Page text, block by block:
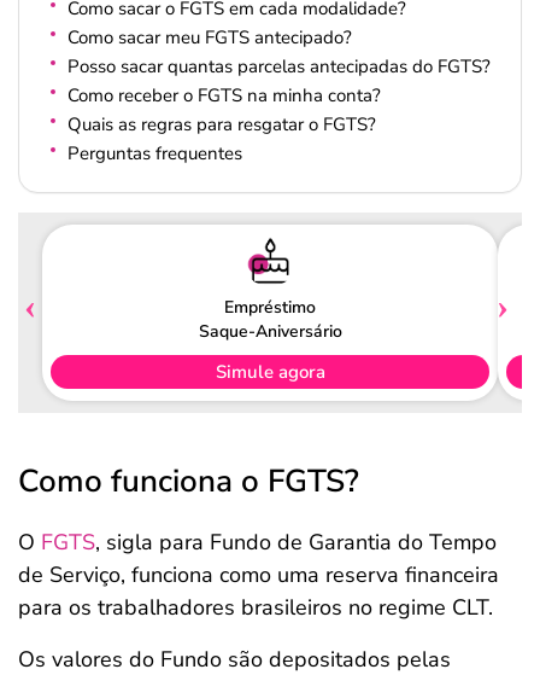
Como sacar o FGTS em cada modalidade?
Como sacar meu FGTS antecipado?
Posso sacar quantas parcelas antecipadas do FGTS?
Como receber o FGTS na minha conta?
Quais as regras para resgatar o FGTS?
Perguntas frequentes
Empréstimo
Saque-Aniversário
Simule agora
Como funciona o FGTS?
O FGTS, sigla para Fundo de Garantia do Tempo
de Serviço, funciona como uma reserva financeira
para os trabalhadores brasileiros no regime CLT.
Os valores do Fundo são depositados pelas